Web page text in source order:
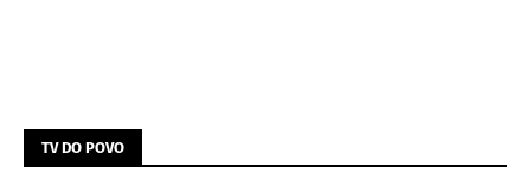
TV DO POVO